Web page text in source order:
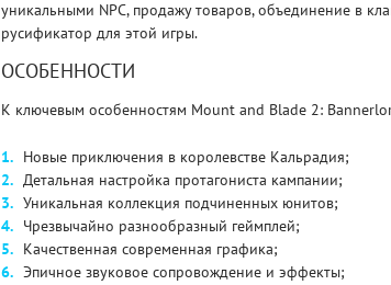
уникальными NPC, продажу товаров, объединение в
русификатор для этой игры.
ОСОБЕННОСТИ
К ключевым особенностям Mount and Blade 2:
Новые приключения в королевстве Кальрадия;
Детальная настройка протагониста кампании;
Уникальная коллекция подчиненных юнитов;
Чрезвычайно разнообразный геймплей;
Качественная современная графика;
Эпичное звуковое сопровождение и эффекты;